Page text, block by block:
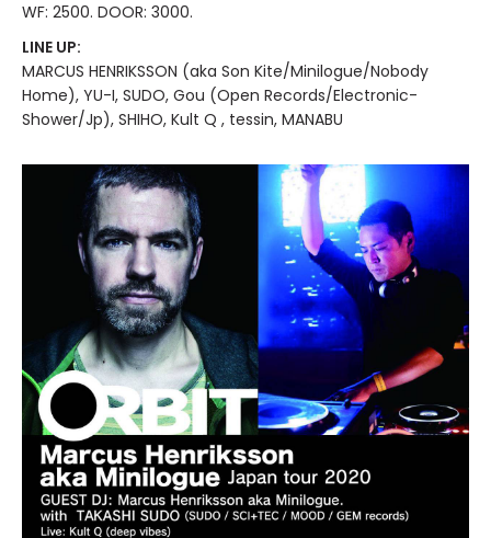
WF: 2500. DOOR: 3000.
LINE UP:
MARCUS HENRIKSSON (aka Son Kite/Minilogue/Nobody
Home), YU-I, SUDO, Gou (Open Records/Electronic-
Shower/Jp), SHIHO, Kult Q , tessin, MANABU